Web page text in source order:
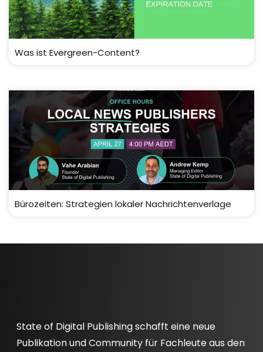
Was ist Evergreen-Content?
Bürozeiten: Strategien lokaler Nachrichtenverlage
State of Digital Publishing schafft eine neue
Publikation und Community für Fachleute aus den